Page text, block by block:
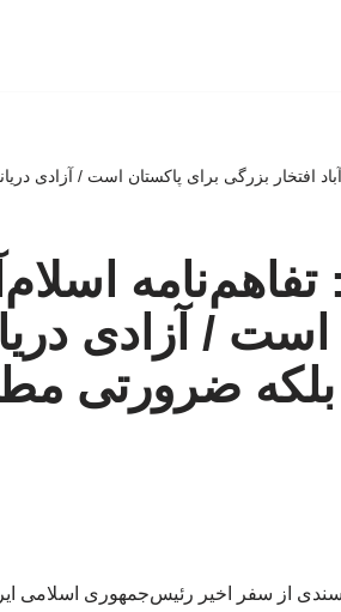
افتخار بزرگی برای پاکستان است / آزادی
است / آزادی
ضرورتی
از سفر اخیر رئیس‌جمهوری اسلامی